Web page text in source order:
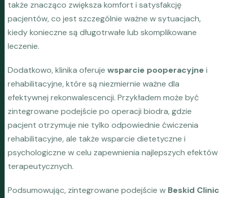
także znacząco zwiększa komfort i satysfakcję
pacjentów, co jest szczególnie ważne w sytuacjach,
kiedy konieczne są długotrwałe lub skomplikowane
leczenie.
Dodatkowo, klinika oferuje wsparcie pooperacyjne i
rehabilitacyjne, które są niezmiernie ważne dla
efektywnej rekonwalescencji. Przykładem może być
zintegrowane podejście po operacji biodra, gdzie
pacjent otrzymuje nie tylko odpowiednie ćwiczenia
rehabilitacyjne, ale także wsparcie dietetyczne i
psychologiczne w celu zapewnienia najlepszych efektów
terapeutycznych.
Podsumowując, zintegrowane podejście w Beskid Clinic